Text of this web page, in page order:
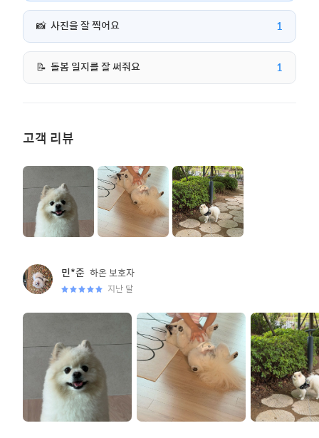
📸 사진을 잘 찍어요 1
📝 돌봄 일지를 잘 써줘요 1
고객 리뷰
민*준 하온보호자
지난 달